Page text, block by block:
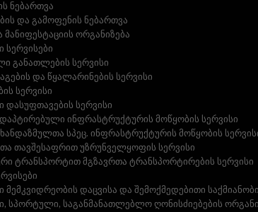
ნებართვა
და გამოფენის ნებართვა
მანიფესტაციის ორგანიზება
სერვისები
განათლების სერვისი
და წყალარინების სერვისი
სერვისი
დასუფთავების სერვისი
ინფრასტრუქტურის მოწყობის სერვისი
სპეც. ინფრასტრუქტურის მოწყობის
თავშესაფრით უზრუნველყოფის სერვისი
ტრანსპორტით მგზავრთა ტრანსპორტირების სერვისი
დაცვისა და შემოქმედებითი
სპორტული, საგანმანათლებლო ღონისძიებების